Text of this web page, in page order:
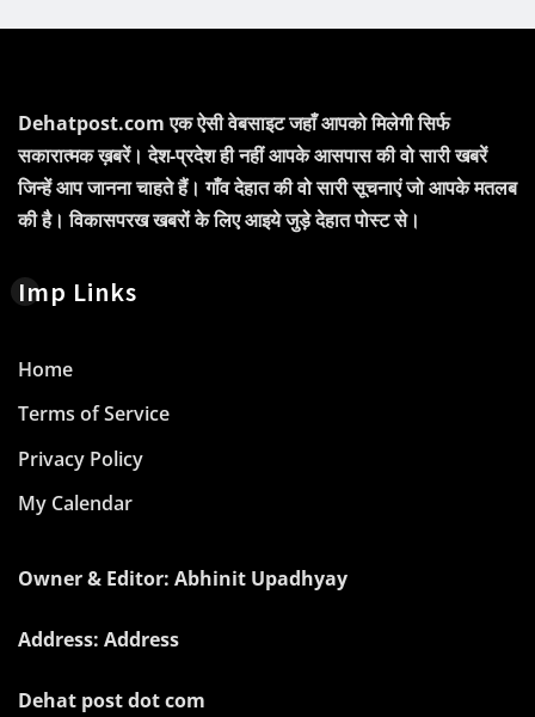
Dehatpost.com एक ऐसी वेबसाइट जहाँ आपको मिलेगी सिर्फ
सकारात्मक ख़बरें। देश-प्रदेश ही नहीं आपके आसपास की वो सारी खबरें
जिन्हें आप जानना चाहते हैं। गाँव देहात की वो सारी सूचनाएं जो आपके मतलब
की है। विकासपरख खबरों के लिए आइये जुड़े देहात पोस्ट से।
Imp Links
Home
Terms of Service
Privacy Policy
My Calendar
Owner & Editor: Abhinit Upadhyay
Address: Address
Dehat post dot com